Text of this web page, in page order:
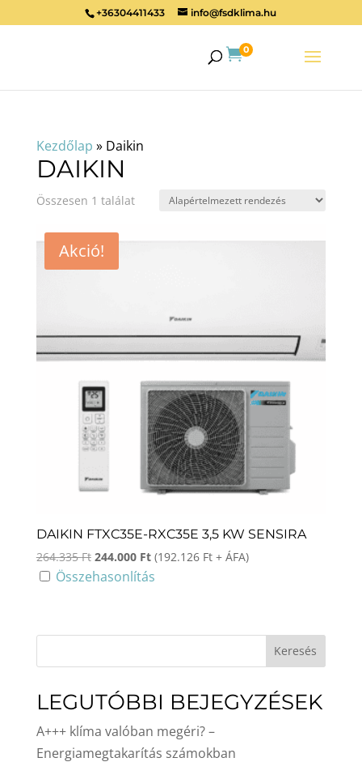
+36304411433 info@fsdklima.hu
0
Kezdőlap » Daikin
DAIKIN
Összesen 1 találat
Akció!
DAIKIN FTXC35E-RXC35E 3,5 KW SENSIRA
264.335Ft Original
price
244.000 FtCurrent
price
(192.126 Ft+ ÁFA)
Összehasonlítás
Keresés
LEGUTÓBBI BEJEGYZÉSEK
A+++ klíma valóban megéri? –
Energiamegtakarítás számokban